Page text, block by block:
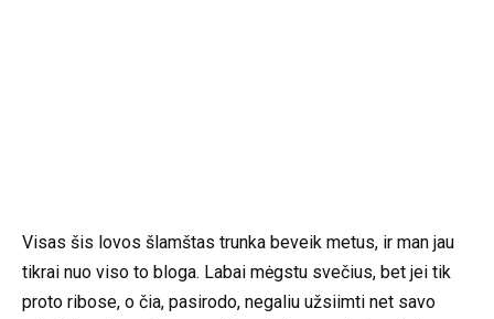
Visas šis lovos šlamštas trunka beveik metus, ir man jau
tikrai nuo viso to bloga. Labai mėgstu svečius, bet jei tik
proto ribose, o čia, pasirodo, negaliu užsiimti net savo